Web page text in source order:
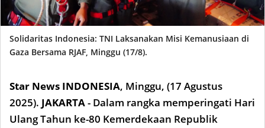
Solidaritas Indonesia: TNI Laksanakan Misi Kemanusiaan di
Gaza Bersama RJAF, Minggu (17/8).
Star News INDONESIA, Minggu, (17 Agustus
2025). JAKARTA- Dalam rangka memperingati Hari
Ulang Tahun ke-80 Kemerdekaan Republik